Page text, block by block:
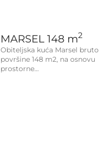
MARSEL 148 m2
Obiteljska kuća Marsel bruto
površine 148 m2, na osnovu
prostorne